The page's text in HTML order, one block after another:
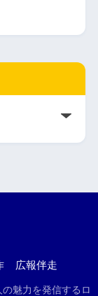
広報伴走
魅力を発信するロ